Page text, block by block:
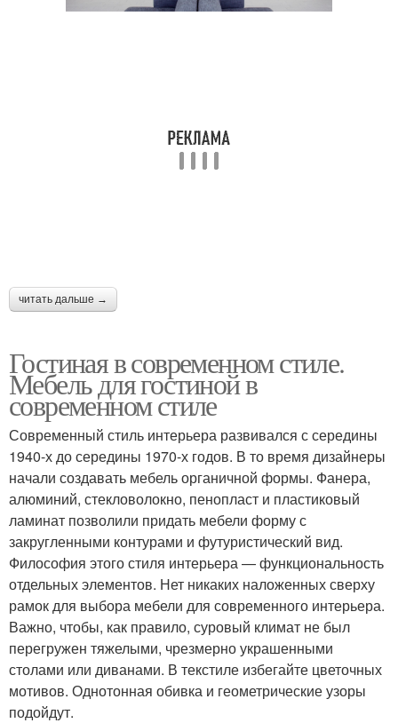
читать дальше →
Гостиная в современном стиле.
Мебель для гостиной в
современном стиле
Современный стиль интерьера развивался с середины
1940-х до середины 1970-х годов. В то время дизайнеры
начали создавать мебель органичной формы. Фанера,
алюминий, стекловолокно, пенопласт и пластиковый
ламинат позволили придать мебели форму с
закругленными контурами и футуристический вид.
Философия этого стиля интерьера — функциональность
отдельных элементов. Нет никаких наложенных сверху
рамок для выбора мебели для современного интерьера.
Важно, чтобы, как правило, суровый климат не был
перегружен тяжелыми, чрезмерно украшенными
столами или диванами. В текстиле избегайте цветочных
мотивов. Однотонная обивка и геометрические узоры
подойдут.